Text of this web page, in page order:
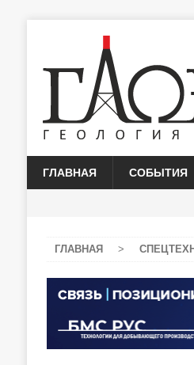
ГЛАВНАЯ СОБЫТИЯ
ГЛАВНАЯ >